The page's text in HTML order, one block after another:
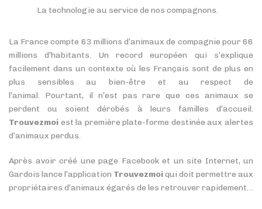
La technologie au service de nos compagnons.
La France compte 63 millions d’animaux de compagnie pour 66
millions d’habitants. Un record européen qui s’explique
facilement dans un contexte où les Français sont de plus en
plus sensibles au bien-être et au respect de
l’animal. Pourtant, il n’est pas rare que ces animaux se
perdent ou soient dérobés à leurs familles d’accueil.
Trouvezmoi est la première plate-forme destinée aux alertes
d’animaux perdus.
Après avoir créé une page Facebook et un site Internet, un
Gardois lance l’application Trouvezmoiqui doit permettre aux
propriétaires d’animaux égarés de les retrouver rapidement…